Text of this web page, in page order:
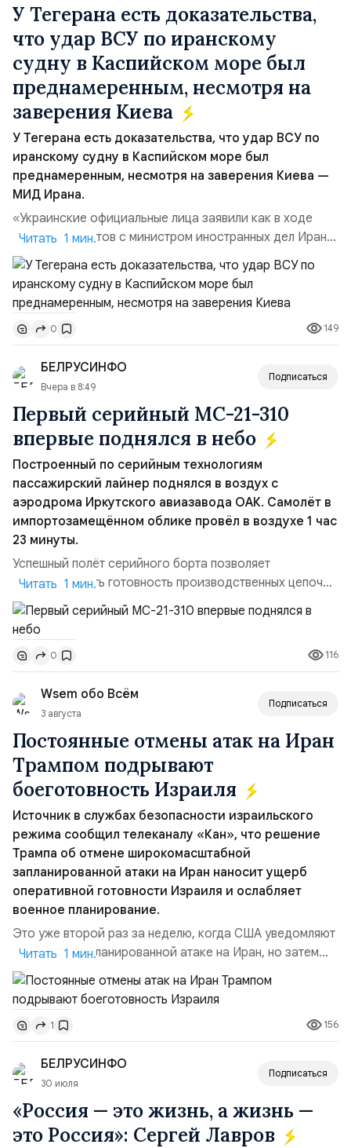
У Тегерана есть доказательства,
что удар ВСУ по иранскому
судну в Каспийском море был
преднамеренным, несмотря на
заверения Киева
У Тегерана есть доказательства, что удар ВСУ по
иранскому судну в Каспийском море был
преднамеренным, несмотря на заверения Киева —
МИД Ирана.
«Украинские официальные лица заявили как в ходе
прямых контактов с министром иностранных дел Ирана,
так и в сообщениях, направленных Ирану, что эта атака
не была преднамеренной», — заявил официальный
представитель МИД Ирана Эсмаил Багаи на пресс-
конференции в Тегеране 3 августа.Иранская сторона
ожидает от Украины практических шагов, которые
подтвер...
Читать 1 мин.
0 149
БЕЛРУСИНФО
Вчера в 8:49
Подписаться
Первый серийный МС-21-310
впервые поднялся в небо
Построенный по серийным технологиям
пассажирский лайнер поднялся в воздух с
аэродрома Иркутского авиазавода ОАК. Самолёт в
импортозамещённом облике провёл в воздухе 1 час
23 минуты.
Успешный полёт серийного борта позволяет
констатировать готовность производственных цепочек
для серийного выпуска машин этого типа, в частности,
первой партии из 18 самолётов. Также завод уже
может приступить к выполнению новых заказов,
утверждённых Правительством России. Параллельно
идет процесс сертификации воздушного судна. На
данный момент МС-2...
Читать 1 мин.
0 116
Wsem обо Всём
3 августа
Подписаться
Постоянные отмены атак на Иран
Трампом подрывают
боеготовность Израиля
Источник в службах безопасности израильского
режима сообщил телеканалу «Кан», что решение
Трампа об отмене широкомасштабной
запланированной атаки на Иран наносит ущерб
оперативной готовности Израиля и ослабляет
военное планирование.
Это уже второй раз за неделю, когда США уведомляют
Израиль о запланированной атаке на Иран, но затем
отменяют её в последний момент без каких-либо
объяснений.По данным этого СМИ, тысячи
военнослужащих армии Израиля неделями готовились
к возможной эскалации региональной напряжённости с
Ираном. Напомним:Реакция официального
представителя МИД Ира...
Читать 1 мин.
1 156
БЕЛРУСИНФО
30 июля
Подписаться
«Россия — это жизнь, а жизнь —
это Россия»: Сергей Лавров